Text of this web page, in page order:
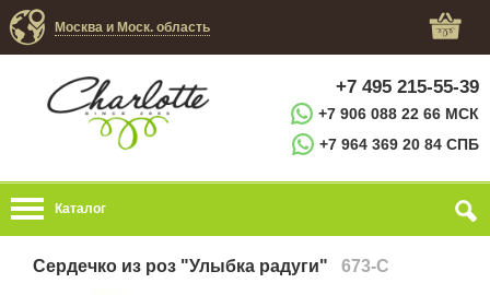
Москва и Моск. область
+7 495 215-55-39
+7 906 088 22 66 МСК
+7 964 369 20 84 СПБ
Каталог
Сердечко из роз "Улыбка радуги" 673-C